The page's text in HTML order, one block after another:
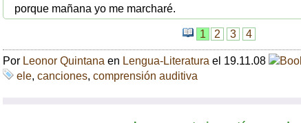
porque mañana yo me marcharé.
1 2 3 4
Por Leonor Quintana en Lengua-Literatura el 19.11.08
ele, canciones, comprensión auditiva